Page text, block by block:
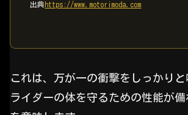
出典 https://www.motorimoda.com
これは、万が一の衝撃をしっかりと
ライダーの体を守るための性能が